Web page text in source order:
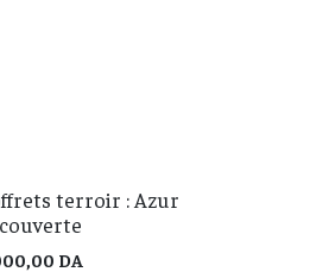
terroir : Azur
DA